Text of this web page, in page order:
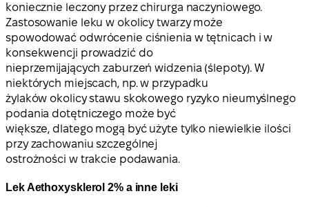
koniecznie leczony przez chirurga naczyniowego.
Zastosowanie leku w okolicy twarzy może
spowodować odwrócenie ciśnienia w tętnicach i w
konsekwencji prowadzić do
nieprzemijających zaburzeń widzenia (ślepoty). W
niektórych miejscach, np. w przypadku
żylaków okolicy stawu skokowego ryzyko nieumyślnego
podania dotętniczego może być
większe, dlatego mogą być użyte tylko niewielkie ilości
przy zachowaniu szczególnej
ostrożności w trakcie podawania.
Lek Aethoxysklerol 2% a inne leki